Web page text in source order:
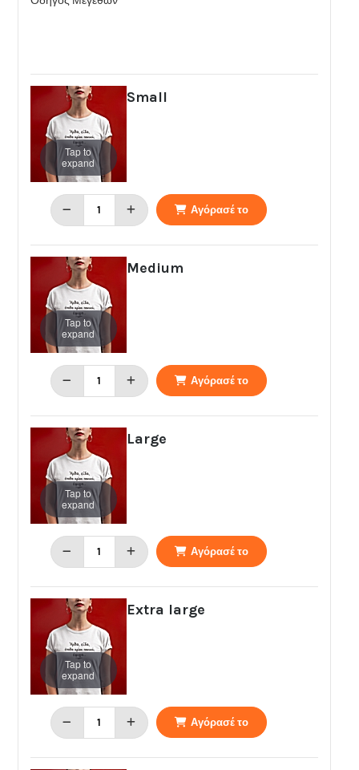
Tap to
expand
Small
Αγόρασέ το
Tap to
expand
Medium
Αγόρασέ το
Tap to
expand
Large
Αγόρασέ το
Tap to
expand
Extra large
Αγόρασέ το